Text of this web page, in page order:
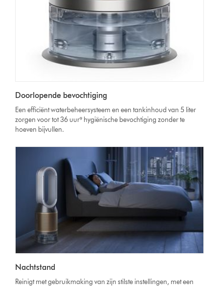
Doorlopende bevochtiging
Een efficiënt waterbeheersysteem en een tankinhoud van 5 liter
zorgen voor tot 36 uur⁹ hygiënische bevochtiging zonder te
hoeven bijvullen.
Nachtstand
Reinigt met gebruikmaking van zijn stilste instellingen, met een